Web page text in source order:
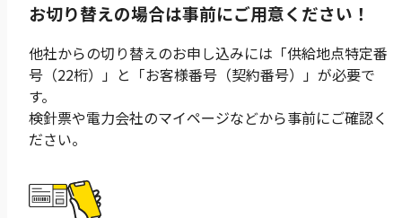
お切り替えの場合は事前にご用意ください！
他社からの切り替えのお申し込みには 「供給地点特定番
号（22桁）」 と 「お客様番号（契約番号）」 が必要で
す。
検針票や電力会社のマイページなどから事前にご確認く
ださい。